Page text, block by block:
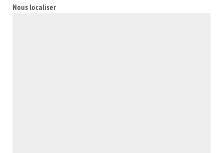
efficace dans son rôle d’étancheur. Pour cela, vous êtes invités
Nous localiser